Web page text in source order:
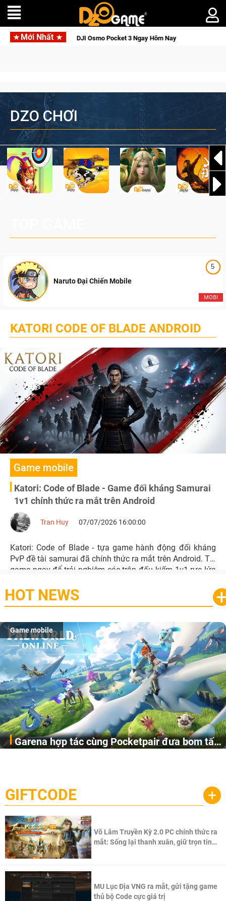
Mới Nhất
Tỉnh, Săn DJI Osmo Pocket 3 Ngay Hôm Nay
DZO CHƠI
5
MOBI
Naruto Đại Chiến Mobile
KATORI CODE OF BLADE ANDROID
Game mobile
Katori: Code of Blade - Game đối kháng Samurai
1v1 chính thức ra mắt trên Android
Tran Huy 07/07/2026 16:00:00
Katori: Code of Blade - tựa game hành động đối kháng
PvP đề tài samurai đã chính thức ra mắt trên Android. Tải
game ngay để trải nghiệm các trận đấu kiếm 1v1 rực lửa
HOT NEWS
Game mobile
Garena hợp tác cùng Pocketpair đưa bom tấn
cầu, theo giấy phép chính thức từ công ty game Nhật Bản
Pocketpair, Inc.
GIFTCODE +
Võ Lâm Truyền Kỳ 2.0 PC chính thức ra
mắt: Sống lại thanh xuân, giữ trọn tinh
MU Lục Địa VNG ra mắt, gửi tặng game
thủ bộ Code cực giá trị